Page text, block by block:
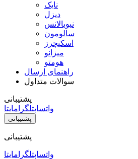
نایک
دیزل
نیوبالانس
سالومون
اسکیچرز
میزانو
هومتو
راهنمای ارسال
سوالات متداول
پشتیبانی
واتساپتلگرامایتا
پشتیبانی
پشتیبانی
واتساپتلگرامایتا